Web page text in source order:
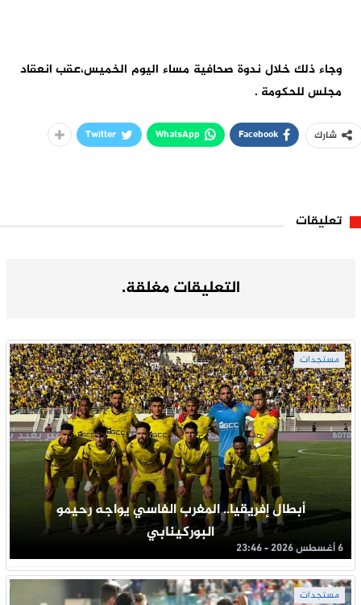
وجاء ذلك خلال ندوة صحافية مساء اليوم الخميس،عقب انعقاد
مجلس للحكومة .
شارك Facebook
WhatsApp
Twitter
تعليقات
التعليقات مغلقة.
مستجدات
أبطال إفريقيا.. المغرب الفاسي يواجه رحيمو
البوركينابي
6 أغسطس 2026 - 23:46
مستجدات